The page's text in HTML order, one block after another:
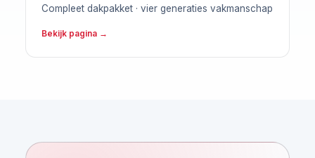
Compleet dakpakket · vier generaties vakmanschap
Bekijk pagina →